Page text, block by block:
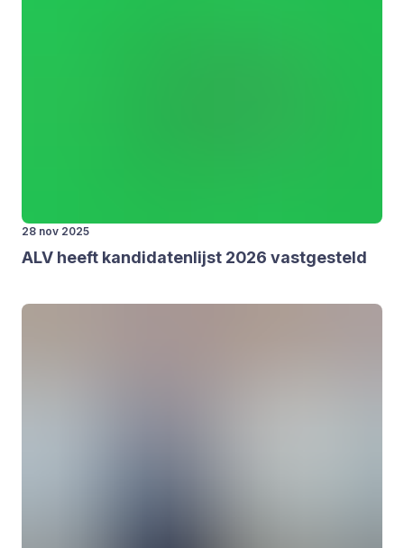
28 nov 2025
ALV heeft kan­di­da­ten­lijst 2026 vast­ge­steld